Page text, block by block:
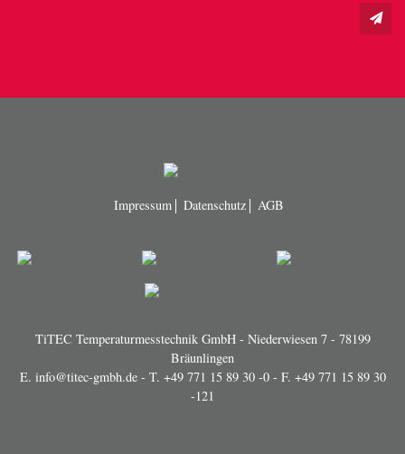
Impressum Datenschutz AGB
TiTEC Temperaturmesstechnik GmbH - Niederwiesen 7 - 78199
Bräunlingen
E. info@titec-gmbh.de- T. +49 771 15 89 30 -0- F. +49 771 15 89 30
-121